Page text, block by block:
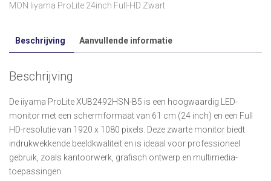
MON Iiyama ProLite 24inch Full-HD Zwart
Beschrijving Aanvullende informatie
Beschrijving
De iiyama ProLite XUB2492HSN-B5 is een hoogwaardig LED-
monitor met een schermformaat van 61 cm (24 inch) en een Full
HD-resolutie van 1920 x 1080 pixels. Deze zwarte monitor biedt
indrukwekkende beeldkwaliteit en is ideaal voor professioneel
gebruik, zoals kantoorwerk, grafisch ontwerp en multimedia-
toepassingen.